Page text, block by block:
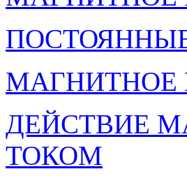
МАГНИТНОЕ
ДЕЙСТВИЕ
ТОКОМ